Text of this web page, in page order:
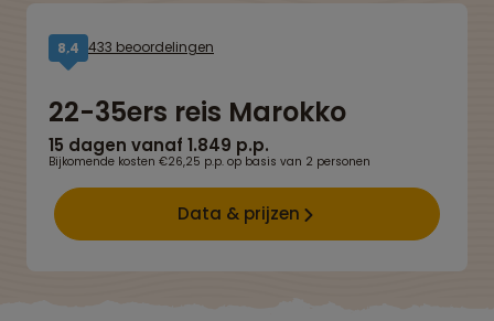
8,4 433 beoordelingen
22-35ers reis Marokko
15 dagen vanaf 1.849 p.p.
Bijkomende kosten €26,25 p.p. op basis van 2 personen
Data & prijzen